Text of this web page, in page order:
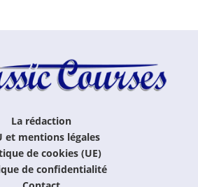
La rédaction
et mentions légales
de cookies (UE)
de confidentialité